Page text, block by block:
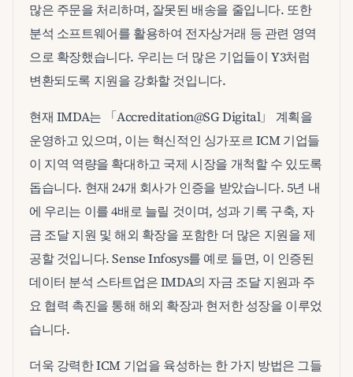
많은 주문을 처리하며, 잘못된 배송을 줄입니다. 또한
분석 소프트웨어를 활용하여 전자상거래 등 관련 영역
으로 확장했습니다. 우리는 더 많은 기업들이 Y3처럼
변환되도록 지원을 강화할 것입니다.
현재 IMDA는 「Accreditation@SG Digital」 계획을
운영하고 있으며, 이는 혁신적인 싱가포르 ICM 기업들
이 지역 역량을 확대하고 국제 시장을 개척할 수 있도록
돕습니다. 현재 24개 회사가 인증을 받았습니다. 5년 내
에 우리는 이를 4배로 늘릴 것이며, 성과 기록 구축, 자
금 조달 지원 및 해외 확장을 포함한 더 많은 지원을 제
공할 것입니다. Sense Infosys를 예로 들면, 이 인증된
데이터 분석 스타트업은 IMDA의 자금 조달 지원과 주
요 협력 촉진을 통해 해외 확장과 현저한 성장을 이루었
습니다.
더욱 강력한 ICM 기업을 육성하는 한 가지 방법은 그들